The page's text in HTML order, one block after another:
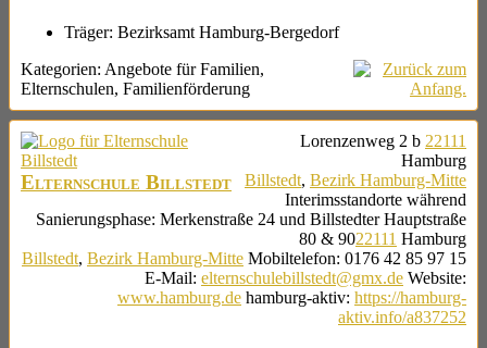
Träger: Bezirksamt Hamburg-Bergedorf
Kategorien: Angebote für Familien,
Elternschulen, Familienförderung
Elternschule Billstedt
Lorenzenweg 2 b 22111
Hamburg
Billstedt, Bezirk Hamburg-Mitte
Interimsstandorte während
Sanierungsphase: Merkenstraße 24 und Billstedter Hauptstraße
80 & 9022111 Hamburg
Billstedt, Bezirk Hamburg-Mitte Mobiltelefon: 0176 42 85 97 15
E-Mail: elternschulebillstedt@gmx.de Website:
www.hamburg.de hamburg-aktiv: https://hamburg-
aktiv.info/a837252